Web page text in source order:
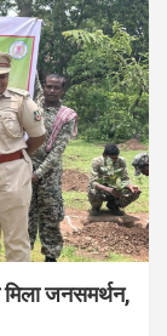
मिला जनसमर्थन,